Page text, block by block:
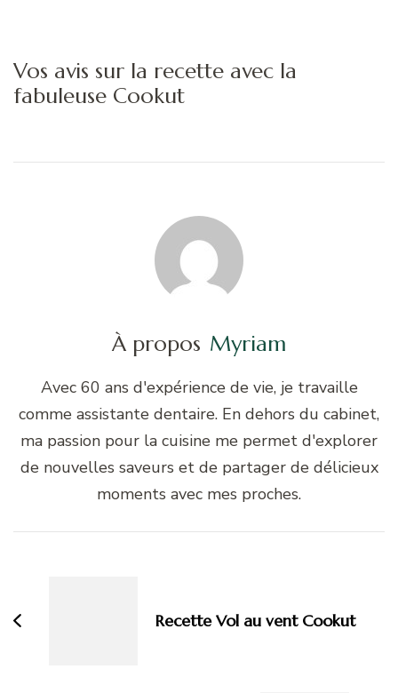
Vos avis sur la recette avec la
fabuleuse Cookut
À propos Myriam
Avec 60 ans d'expérience de vie, je travaille
comme assistante dentaire. En dehors du cabinet,
ma passion pour la cuisine me permet d'explorer
de nouvelles saveurs et de partager de délicieux
moments avec mes proches.
Recette Vol au vent Cookut